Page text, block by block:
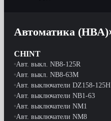
Автоматика (НВА)
CHINT
Авт. выкл. NB8-125R
Авт. выкл. NB8-63M
Авт. выключатели DZ158-125H
Авт. выключатели NB1-63
Авт. выключатели NM1
Авт. выключатели NM8